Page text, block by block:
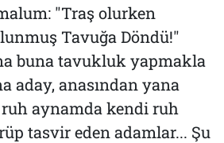
"Traş olurken
Tavuğa Döndü!"
buna tavukluk yapmakla
aday, anasından yana
aynamda kendi ruh
tasvir eden adamlar... Şu